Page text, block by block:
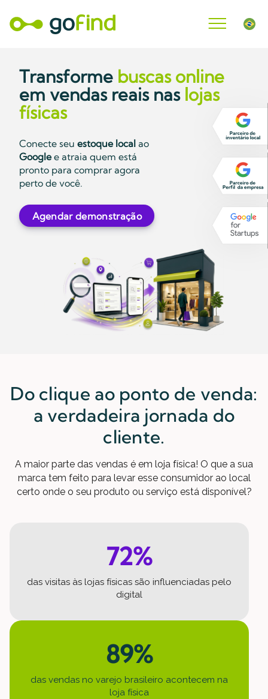
Transforme buscas online
em vendas reais nas lojas
físicas
Conecte seu estoque local ao
Googlee atraia quem está
pronto para comprar agora
perto de você.
Agendar demonstração
Do clique ao ponto de venda:
a verdadeira jornada do
cliente.
A maior parte das vendas é em loja física! O que a sua
marca tem feito para levar esse consumidor ao local
certo onde o seu produto ou serviço está disponível?
72%
das visitas às lojas físicas são influenciadas pelo
digital
89%
das vendas no varejo brasileiro acontecem na
loja física